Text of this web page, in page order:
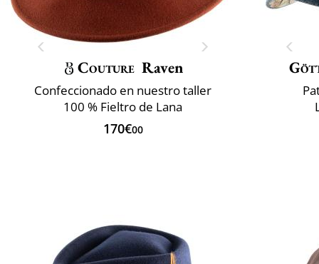
Couture Raven
Confeccionado en nuestro taller
100 % Fieltro de Lana
170€00